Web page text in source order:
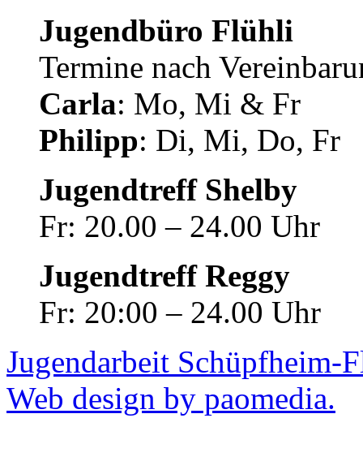
Jugendbüro Flühli
Termine nach
Carla: Mo, Mi & Fr
Philipp: Di, Mi, Do, Fr
Jugendtreff Shelby
Fr: 20.00 – 24.00 Uhr
Jugendtreff Reggy
Fr: 20:00 – 24.00 Uhr
Jugendarbeit Schüpfheim-
Web design by paomedia.